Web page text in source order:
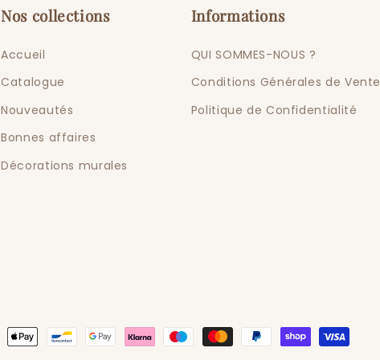
Nos collections
Accueil
Catalogue
Nouveautés
Bonnes affaires
Décorations murales
Informations
QUI SOMMES-NOUS ?
Conditions Générales de Vente
Politique de Confidentialité
Moyens